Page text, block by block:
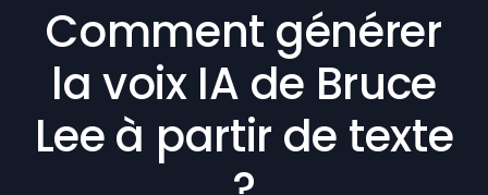
Comment générer
la voix IA de Bruce
Lee à partir de texte